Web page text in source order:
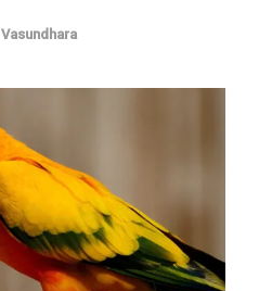
Vasundhara